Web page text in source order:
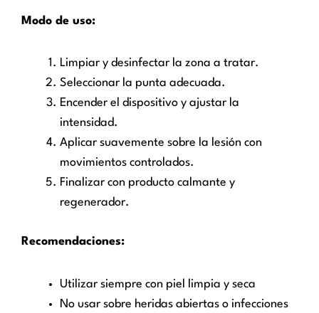
Modo de uso:
Limpiar y desinfectar la zona a tratar.
Seleccionar la punta adecuada.
Encender el dispositivo y ajustar la
intensidad.
Aplicar suavemente sobre la lesión con
movimientos controlados.
Finalizar con producto calmante y
regenerador.
Recomendaciones:
Utilizar siempre con piel limpia y seca
No usar sobre heridas abiertas o infecciones